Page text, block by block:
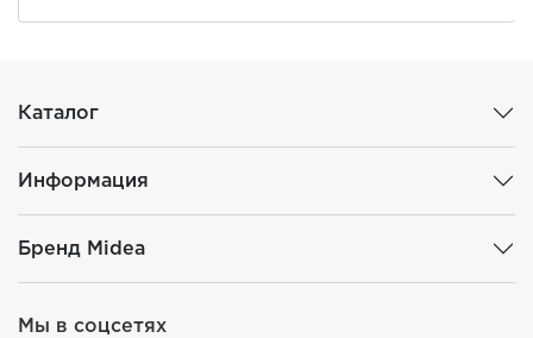
Каталог
Информация
Бренд Midea
Мы в соцсетях